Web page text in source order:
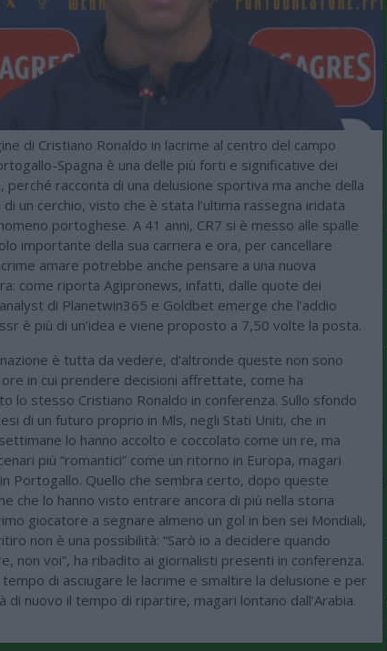
di Cristiano Ronaldo in lacrime al centro del campo
Spagna è una delle più forti e significative dei
perché racconta di una delusione sportiva ma anche della
di un cerchio, visto che è stata l’ultima rassegna iridata
portoghese. A 41 anni, CR7 si è messo alle spalle
importante della sua carriera e ora, per cancellare
amare potrebbe anche pensare a una nuova
come riporta Agipronews, infatti, dalle quote dei
di Planetwin365 e Goldbet emerge che l’addio
è più di un’idea e viene proposto a 7,50 volte la posta.
è tutta da vedere, d’altronde queste non sono
in cui prendere decisioni affrettate, come ha
lo stesso Cristiano Ronaldo in conferenza. Sullo sfondo
di un futuro proprio in Mls, negli Stati Uniti, che in
lo hanno accolto e coccolato come un re, ma
più “romantici” come un ritorno in Europa, magari
Portogallo. Quello che sembra certo, dopo queste
che lo hanno visto entrare ancora di più nella storia
giocatore a segnare almeno un gol in ben sei Mondiali,
non è una possibilità: “Sarò io a decidere quando
non voi”, ha ribadito ai giornalisti presenti in conferenza.
tempo di asciugare le lacrime e smaltire la delusione e per
di nuovo il tempo di ripartire, magari lontano dall’Arabia.